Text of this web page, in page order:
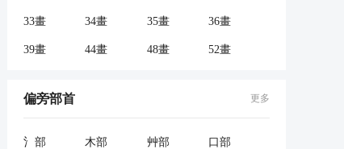
33畫 34畫 35畫 36畫
39畫 44畫 48畫 52畫
偏旁部首 更多
氵部 木部 艸部 口部